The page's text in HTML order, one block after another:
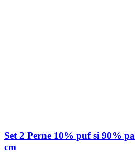
Set 2 Perne 10% puf si 90%
cm